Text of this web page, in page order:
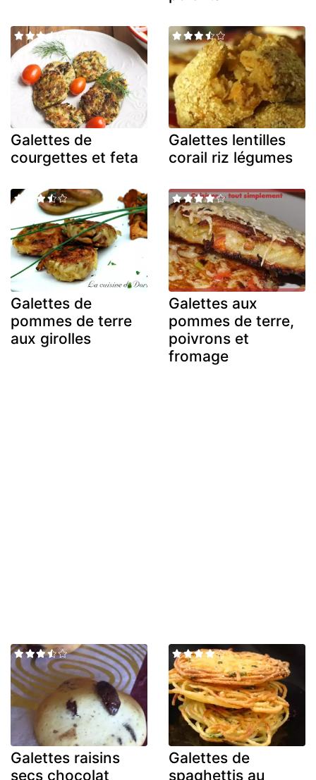
Galettes de
courgettes et feta
Galettes lentilles
corail riz légumes
Galettes de
pommes de terre
aux girolles
Galettes aux
pommes de terre,
poivrons et
fromage
Galettes raisins
secs chocolat
Galettes de
spaghettis au